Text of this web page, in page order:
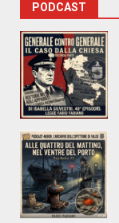
PODCAST